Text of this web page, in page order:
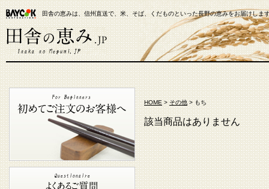
田舎の恵みは、信州直送で、米、そば、くだものといった長野の恵みをお届けしま
【米通販】田舎の恵み.JP
HOME>その他> もち
該当商品はありません